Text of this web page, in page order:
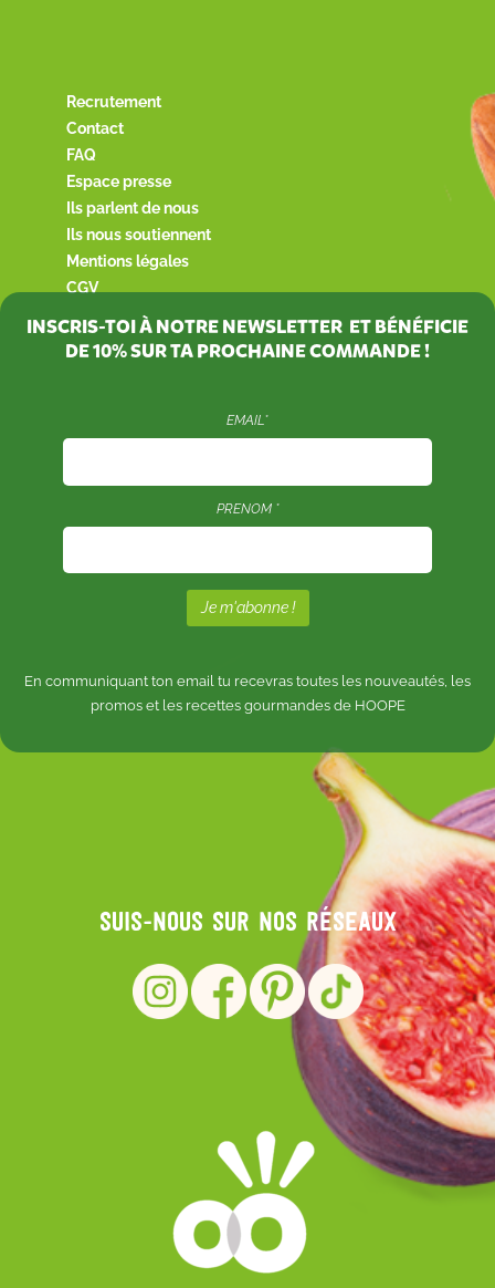
Recrutement
Contact
FAQ
Espace presse
Ils parlent de nous
Ils nous soutiennent
Mentions légales
CGV
INSCRIS-TOI À NOTRE NEWSLETTER ET BÉNÉFICIE
DE10%SUR TA PROCHAINE COMMANDE !
EMAIL*
PRENOM *
En communiquant ton email tu recevras toutes les nouveautés, les
promos et les recettes gourmandes de HOOPE
Suis-nous sur nos réseaux